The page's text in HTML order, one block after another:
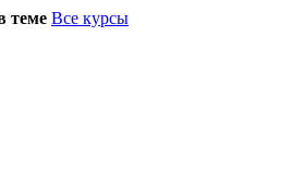
теме Все курсы